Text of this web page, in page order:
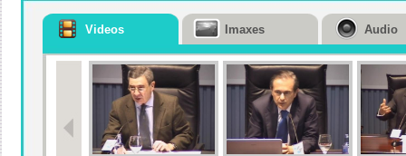
Videos Imaxes Audio